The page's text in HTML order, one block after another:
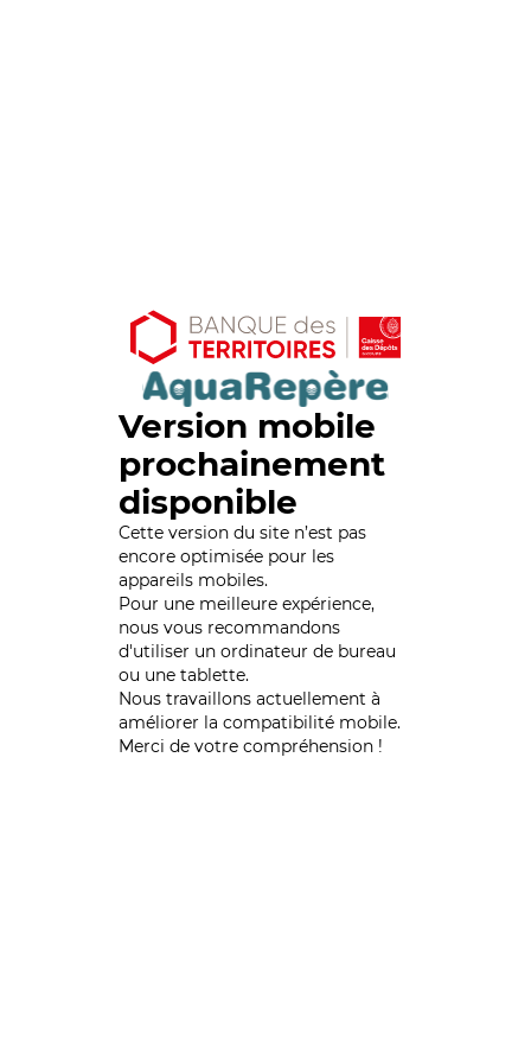
Version mobile
prochainement
disponible
Cette version du site n’est pas
encore optimisée pour les
appareils mobiles.
Pour une meilleure expérience,
nous vous recommandons
d'utiliser un ordinateur de bureau
ou une tablette.
Nous travaillons actuellement à
améliorer la compatibilité mobile.
Merci de votre compréhension !